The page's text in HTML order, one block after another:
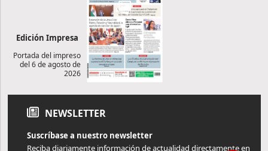
Edición Impresa
Portada del impreso
del 6 de agosto de
2026
NEWSLETTER
Suscríbase a nuestro newsletter
Reciba diariamente información de actualidad directamente en